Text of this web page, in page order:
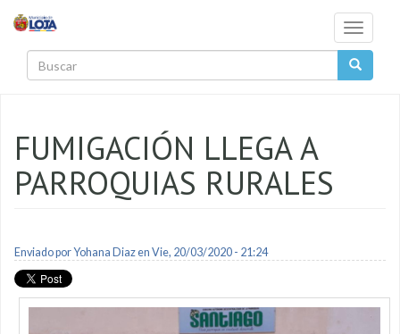
Toggle
FUMIGACIÓN LLEGA A
PARROQUIAS RURALES
Enviado porYohana Diazen Vie, 20/03/2020 - 21:24